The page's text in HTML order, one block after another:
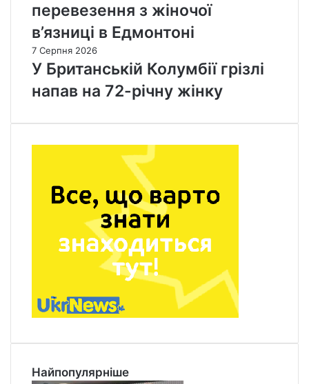
перевезення з жіночої
в’язниці в Едмонтоні
7 Серпня 2026
У Британській Колумбії грізлі
напав на 72-річну жінку
Найпопулярніше